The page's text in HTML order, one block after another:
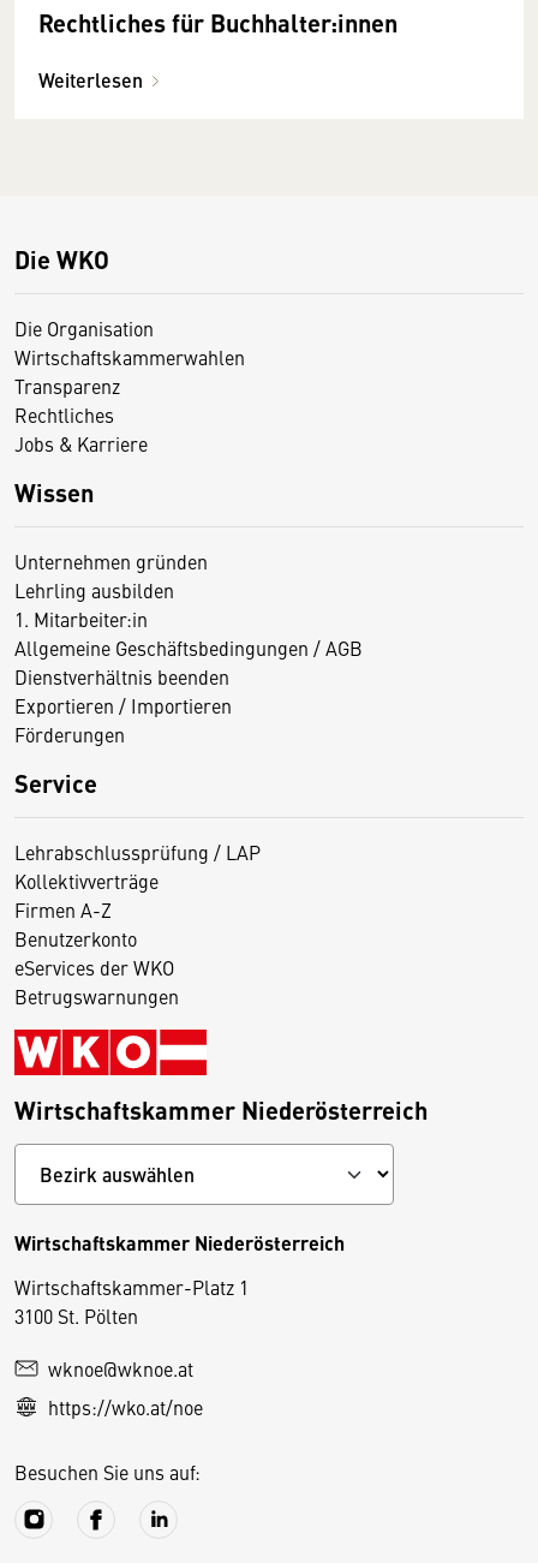
Rechtliches für Buchhalter:innen
Weiterlesen
Die WKO
Die Organisation
Wirtschaftskammerwahlen
Transparenz
Rechtliches
Jobs & Karriere
Wissen
Unternehmen gründen
Lehrling ausbilden
1. Mitarbeiter:in
Allgemeine Geschäftsbedingungen / AGB
Dienstverhältnis beenden
Exportieren / Importieren
Förderungen
Service
Lehrabschlussprüfung / LAP
Kollektivverträge
Firmen A-Z
Benutzerkonto
eServices der WKO
Betrugswarnungen
Wirtschaftskammer Niederösterreich
Wirtschaftskammer Niederösterreich
Wirtschaftskammer-Platz 1
3100 St. Pölten
wknoe@wknoe.at
https://wko.at/noe
Besuchen Sie uns auf:
D
e
s
S
e